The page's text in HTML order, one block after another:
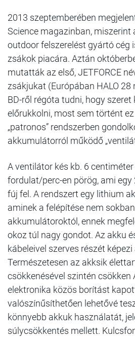
2013 szeptemberében
Science magazinban, miszerint
outdoor felszerelést gyártó cég
zsákok piacára. Aztán
mutatták az első, JETFORCE
zsákjukat (Európában HALO 28
BD-ről régóta tudni, hogy szeret
előrukkolni, most sem történt
„patronos” rendszerben
akkumulátorról működő
A ventilátor kés kb. 6
fordulat/perc-en pörög, ami egy
fúj fel. A rendszert egy lithium
aminek a felépítése nem
akkumulátoroktól, ennek
okoz túl nagy gondot. Az akku
kábeleivel szerves részét
Természetesen az akksik
csökkenésével szintén csökken
elektronika közös borítást
valószínűsíthetően lehetővé
könnyebb akkuk használatát,
súlycsökkentés mellett.